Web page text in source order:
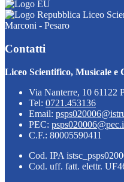
Liceo
Marconi - Pesaro
Contatti
Liceo Scientifico, Musicale e
Via Nanterre, 10 61122
Tel: 0721.453136
Email:
PEC:
C.F.: 80005590411
Cod. IPA
Cod. uff. fatt. elettr.